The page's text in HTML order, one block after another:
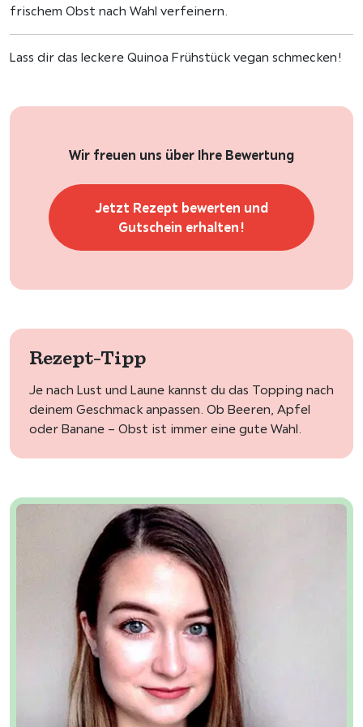
frischem Obst nach Wahl verfeinern.
Lass dir das leckere Quinoa Frühstück vegan schmecken!
Wir freuen uns über Ihre Bewertung
Jetzt Rezept bewerten und
Gutschein erhalten!
Rezept-Tipp
Je nach Lust und Laune kannst du das Topping nach
deinem Geschmack anpassen. Ob Beeren, Apfel
oder Banane – Obst ist immer eine gute Wahl.